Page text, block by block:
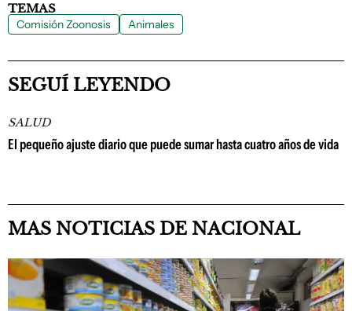
TEMAS
Comisión Zoonosis Animales
SEGUÍ LEYENDO
SALUD
El pequeño ajuste diario que puede sumar hasta cuatro años de vida
MAS NOTICIAS DE NACIONAL